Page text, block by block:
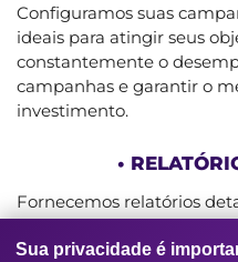
Configuramos suas
ideais para atingir seus
constantemente o
campanhas e garantir o
investimento.
•
Fornecemos relatórios
desempenho de suas
chave como cliques,
Sua privacidade é